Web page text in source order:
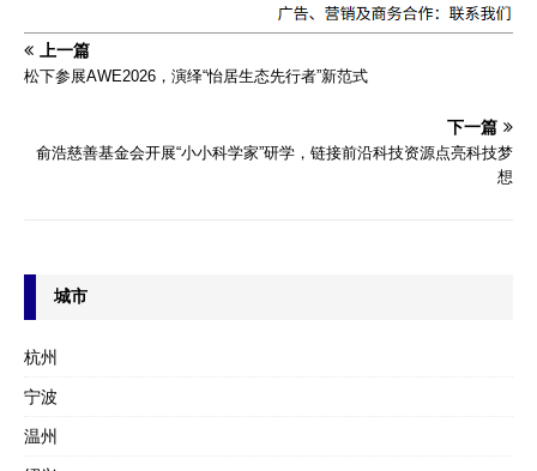
上一篇
​松下参展AWE2026，演绎“怡居生态先行者”新范式
下一篇
俞浩慈善基金会开展“小小科学家”研学，链接前沿科技资源点亮科技梦
想
城市
杭州
宁波
温州